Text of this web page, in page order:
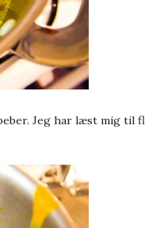
Jeg har læst mig til